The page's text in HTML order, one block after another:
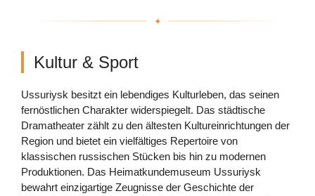
Kultur & Sport
Ussuriysk besitzt ein lebendiges Kulturleben, das seinen
fernöstlichen Charakter widerspiegelt. Das städtische
Dramatheater zählt zu den ältesten Kultureinrichtungen der
Region und bietet ein vielfältiges Repertoire von
klassischen russischen Stücken bis hin zu modernen
Produktionen. Das Heimatkundemuseum Ussuriysk
bewahrt einzigartige Zeugnisse der Geschichte der